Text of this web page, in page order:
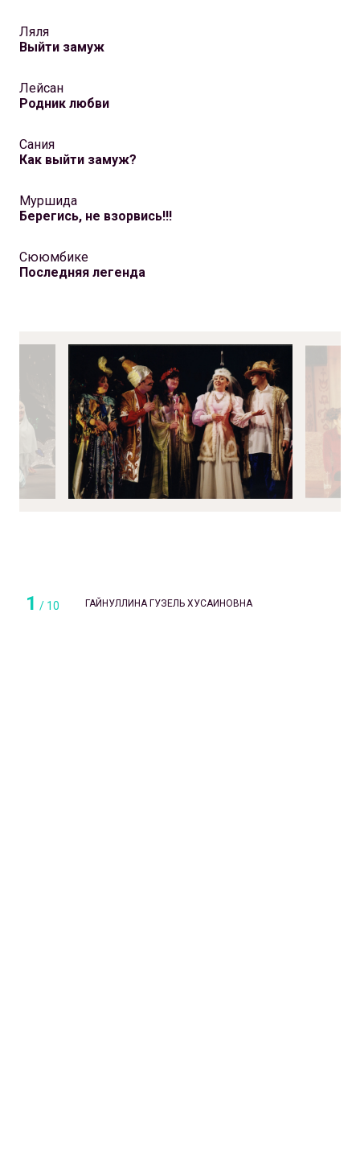
Ляля
Выйти замуж
Лейсан
Родник любви
Сания
Как выйти замуж?
Муршида
Берегись, не взорвись!!!
Сююмбике
Последняя легенда
1 / 10 ГАЙНУЛЛИНА ГУЗЕЛЬ ХУСАИНОВНА